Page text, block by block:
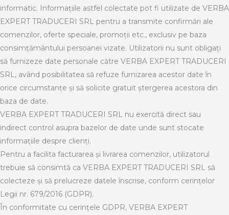
informatic. Informațiile astfel colectate pot fi utilizate de VERBA
EXPERT TRADUCERI SRL pentru a transmite confirmări ale
comenzilor, oferte speciale, promoții etc., exclusiv pe baza
consimțământului persoanei vizate. Utilizatorii nu sunt obligați
să furnizeze date personale către VERBA EXPERT TRADUCERI
SRL, având posibilitatea să refuze furnizarea acestor date în
orice circumstanțe și să solicite gratuit ștergerea acestora din
baza de date.
VERBA EXPERT TRADUCERI SRL nu exercită direct sau
indirect control asupra bazelor de date unde sunt stocate
informațiile despre clienți.
Pentru a facilita facturarea și livrarea comenzilor, utilizatorul
trebuie să consimtă ca VERBA EXPERT TRADUCERI SRL să
colecteze și să prelucreze datele înscrise, conform cerințelor
Legii nr. 679/2016 (GDPR).
În conformitate cu cerințele GDPR, VERBA EXPERT